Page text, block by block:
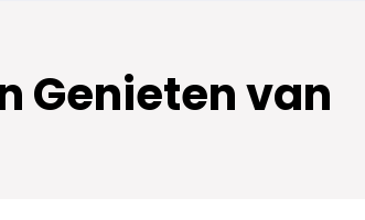
Genieten van